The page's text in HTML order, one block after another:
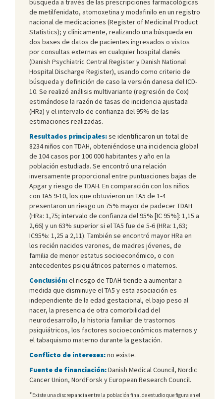
de metilfenidato, atomoxetina y modafinilo en un registro
nacional de medicaciones (Register of Medicinal Product
Statistics); y clínicamente, realizando una búsqueda en
dos bases de datos de pacientes ingresados o vistos
por consultas externas en cualquier hospital danés
(Danish Psychiatric Central Register y Danish National
Hospital Discharge Register), usando como criterio de
búsqueda y definición de caso la versión danesa del ICD-
10. Se realizó análisis multivariante (regresión de Cox)
estimándose la razón de tasas de incidencia ajustada
(HRa) y el intervalo de confianza del 95% de las
estimaciones realizadas.
Resultados principales:se identificaron un total de
8234 niños con TDAH, obteniéndose una incidencia global
de 104 casos por 100 000 habitantes y año en la
población estudiada. Se encontró una relación
inversamente proporcional entre puntuaciones bajas de
Apgar y riesgo de TDAH. En comparación con los niños
con TA5 9-10, los que obtuvieron un TA5 de 1-4
presentaron un riesgo un 75% mayor de padecer TDAH
(HRa: 1,75; intervalo de confianza del 95% [IC 95%]: 1,15 a
2,66) y un 63% superior si el TA5 fue de 5-6 (HRa: 1,63;
IC95%: 1,25 a 2,11). También se encontró mayor HRa en
los recién nacidos varones, de madres jóvenes, de
familia de menor estatus socioeconómico, o con
antecedentes psiquiátricos paternos o maternos.
Conclusión:el riesgo de TDAH tiende a aumentar a
medida que disminuye el TA5 y esta asociación es
independiente de la edad gestacional, el bajo peso al
nacer, la presencia de otra comorbilidad del
neurodesarrollo, la historia familiar de trastornos
psiquiátricos, los factores socioeconómicos maternos y
el tabaquismo materno durante la gestación.
Conflicto de intereses:no existe.
Fuente de financiación:Danish Medical Council, Nordic
Cancer Union, NordForsk y European Research Council.
*Existe una discrepancia entre la población final de estudio que figura en el